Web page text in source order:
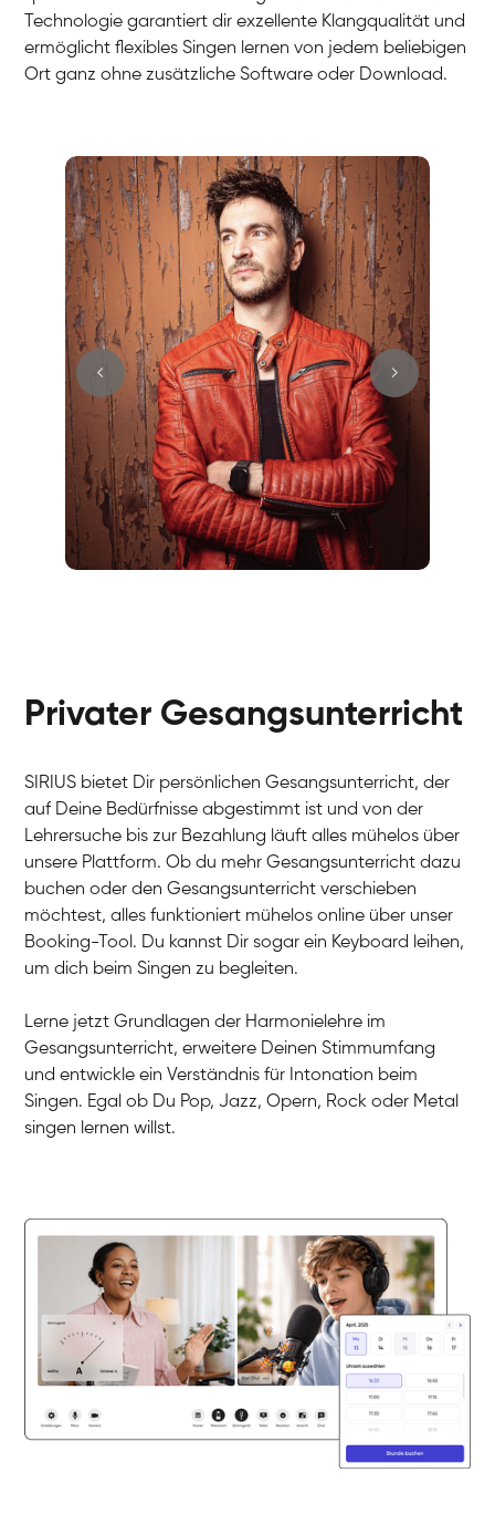
Technologie garantiert dir exzellente Klangqualität und
ermöglicht flexibles Singen lernen von jedem beliebigen
Ort ganz ohne zusätzliche Software oder Download.
Stefan
Gesang / Vocal
Gesang / Vocal
Anna
Gesang / Vocal
Gesang / Vocal
Gesang / Vocal
Gesang / Vocal
Gesang / Vocal
Gesang / Vocal
Gesang / Vocal
Gesang / Vocal
Gesang / Vocal
Gesang / Vocal
Gesang / Vocal
Privater Gesangsunterricht
SIRIUS bietet Dir persönlichen Gesangsunterricht, der
auf Deine Bedürfnisse abgestimmt ist und von der
Lehrersuche bis zur Bezahlung läuft alles mühelos über
unsere Plattform. Ob du mehr Gesangsunterricht dazu
buchen oder den Gesangsunterricht verschieben
möchtest, alles funktioniert mühelos online über unser
Booking-Tool. Du kannst Dir sogar ein Keyboard leihen,
um dich beim Singen zu begleiten.
Lerne jetzt Grundlagen der Harmonielehre im
Gesangsunterricht, erweitere Deinen Stimmumfang
und entwickle ein Verständnis für Intonation beim
Singen. Egal ob Du Pop, Jazz, Opern, Rock oder Metal
singen lernen willst.